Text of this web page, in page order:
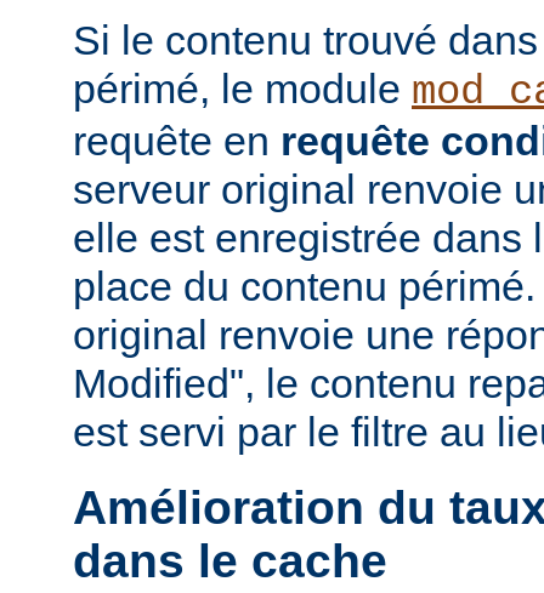
Si le contenu trouvé
périmé, le module
requête en requête
serveur original renvoie
elle est enregistrée dans
place du contenu
original renvoie une
Modified", le contenu
est servi par le filtre au
Amélioration du
dans le cache